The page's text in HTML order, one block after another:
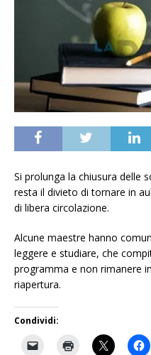
Si prolunga la chiusura delle
resta il divieto di tornare in
di libera circolazione.
Alcune maestre hanno
leggere e studiare, che
programma e non rimanere
riapertura.
Condividi: